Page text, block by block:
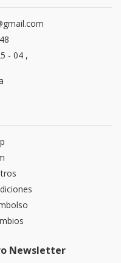
- 04 ,
Newsletter